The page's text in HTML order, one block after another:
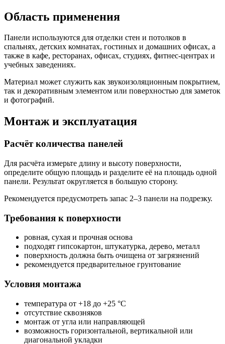
Область применения
Панели используются для отделки стен и потолков в
спальнях, детских комнатах, гостиных и домашних офисах, а
также в кафе, ресторанах, офисах, студиях, фитнес-центрах и
учебных заведениях.
Материал может служить как звукоизоляционным покрытием,
так и декоративным элементом или поверхностью для заметок
и фотографий.
Монтаж и эксплуатация
Расчёт количества панелей
Для расчёта измерьте длину и высоту поверхности,
определите общую площадь и разделите её на площадь одной
панели. Результат округляется в большую сторону.
Рекомендуется предусмотреть запас 2–3 панели на подрезку.
Требования к поверхности
ровная, сухая и прочная основа
подходят гипсокартон, штукатурка, дерево, металл
поверхность должна быть очищена от загрязнений
рекомендуется предварительное грунтование
Условия монтажа
температура от +18 до +25 °C
отсутствие сквозняков
монтаж от угла или направляющей
возможность горизонтальной, вертикальной или
диагональной укладки